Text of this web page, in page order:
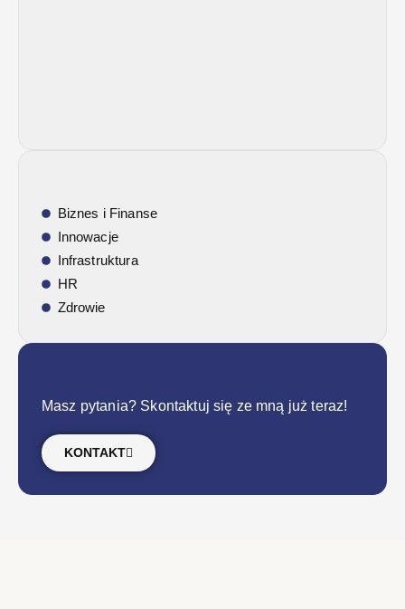
Biznes i Finanse
Innowacje
Infrastruktura
HR
Zdrowie
Masz pytania? Skontaktuj się ze mną już teraz!
KONTAKT